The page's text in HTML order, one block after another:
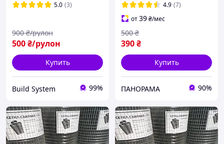
5.0 (3)
500₴/рулон
900 ₴/рулон
Купить
Build System 99%
4.9 (7)
от39₴/мес
390₴
500 ₴
Купить
ПАНОРАМА 90%